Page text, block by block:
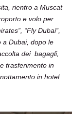
rientro a Muscat
e volo per
“Fly Dubai”,
a Dubai, dopo le
dei bagagli,
trasferimento in
in hotel.